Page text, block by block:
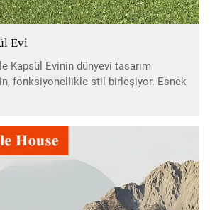
Evi
Kapsül Evinin dünyevi tasarım
fonksiyonellikle stil birleşiyor. Esnek
uyumlu verimlilik ve modüler
yaşam alanlarını optimize etme ve
konusunda nasıl fayda
öğrenin.